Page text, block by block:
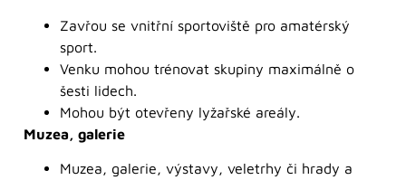
Zavřou se vnitřní sportoviště pro amatérský
sport.
Venku mohou trénovat skupiny maximálně o
šesti lidech.
Mohou být otevřeny lyžařské areály.
Muzea, galerie
Muzea, galerie, výstavy, veletrhy či hrady a